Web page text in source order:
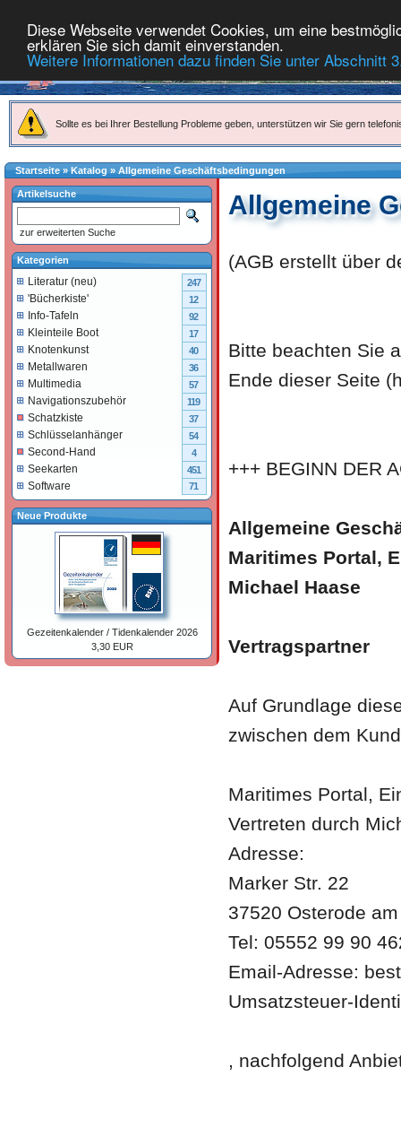
Diese Webseite verwendet Cookies, um eine
erklären Sie sich damit einverstanden.
Weitere Informationen dazu finden Sie unter Abschnitt
Sollte es bei Ihrer Bestellung Probleme geben, unterstützen wir Sie gern
Startseite»Katalog » Allgemeine Geschäftsbedingungen
Allgemeine
(AGB erstellt über
Bitte beachten Sie
Ende dieser Seite
+++ BEGINN DER
Allgemeine
Maritimes Portal,
Michael Haase
Vertragspartner
Auf Grundlage
zwischen dem
Maritimes Portal,
Vertreten durch
Adresse:
Marker Str. 22
37520 Osterode
Tel: 05552 99 90
Email-Adresse:
Umsatzsteuer-
, nachfolgend
Artikelsuche
zur erweiterten Suche
Kategorien
Literatur (neu) 247
'Bücherkiste' 12
Info-Tafeln 92
Kleinteile Boot 17
Knotenkunst 40
Metallwaren 36
Multimedia 57
Navigationszubehör 119
Schatzkiste 37
Schlüsselanhänger 54
Second-Hand 4
Seekarten 451
Software 71
Neue Produkte
Gezeitenkalender / Tidenkalender 2026
3,30 EUR